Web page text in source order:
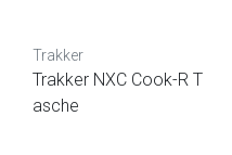
Trakker
Trakker NXC Cook-R T
asche